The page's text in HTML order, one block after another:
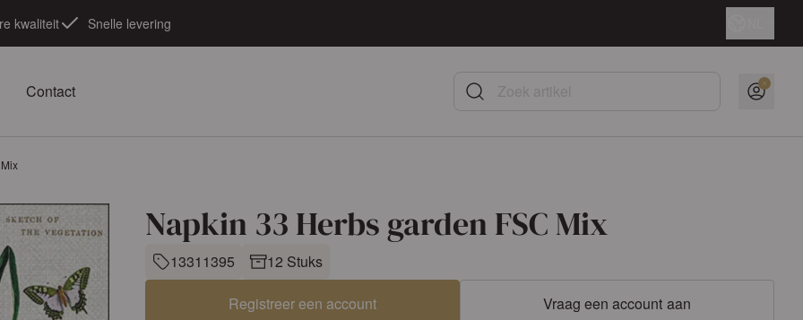
kwaliteit Snelle levering
Contact Zoek artikel
Napkin 33 Herbs garden FSC Mix
13311395 12 Stuks
Registreer een account Vraag een account aan